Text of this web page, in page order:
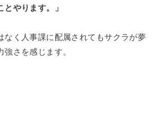
やります。」
なく人事課に配属されてもサクラが夢
強さを感じます。